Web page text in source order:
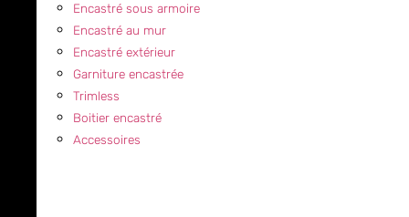
Encastré sous armoire
Encastré au mur
Encastré extérieur
Garniture encastrée
Trimless
Boitier encastré
Accessoires